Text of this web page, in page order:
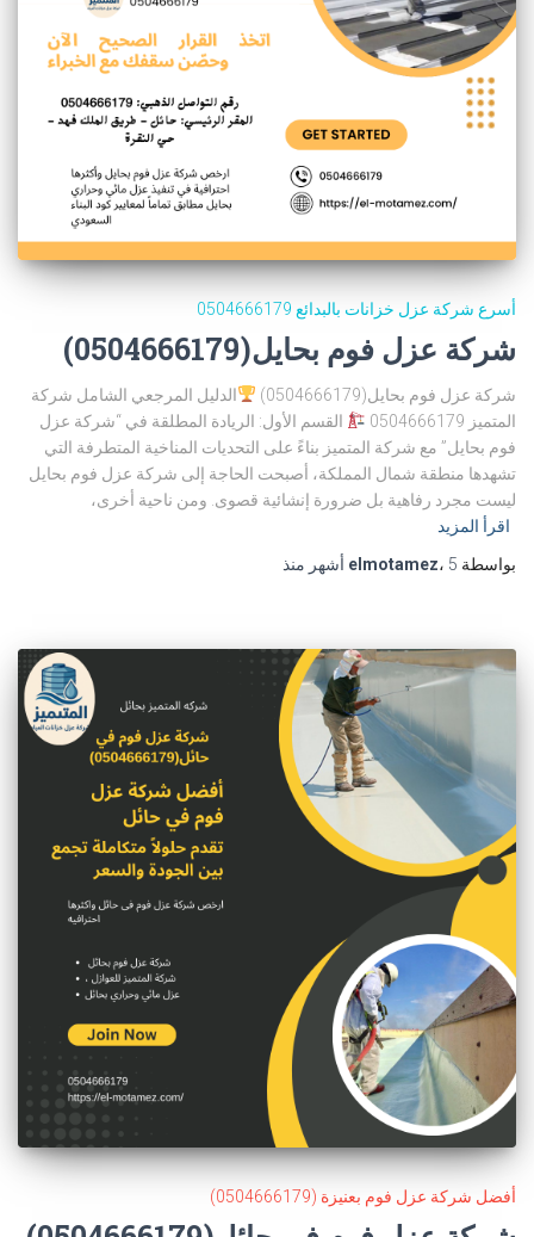
أسرع شركة عزل خزانات بالبدائع 0504666179
شركة عزل فوم بحايل(0504666179)
شركة عزل فوم بحايل(0504666179)
الدليل المرجعي الشامل شركة
المتميز 0504666179
القسم الأول: الريادة المطلقة في “شركة عزل
فوم بحايل” مع شركة المتميز بناءً على التحديات المناخية المتطرفة التي
تشهدها منطقة شمال المملكة، أصبحت الحاجة إلى شركة عزل فوم بحايل
ليست مجرد رفاهية بل ضرورة إنشائية قصوى. ومن ناحية أخرى،
اقرأ المزيد
بواسطة
elmotamez، 5 أشهر منذ
أفضل شركة عزل فوم بعنيزة (0504666179)